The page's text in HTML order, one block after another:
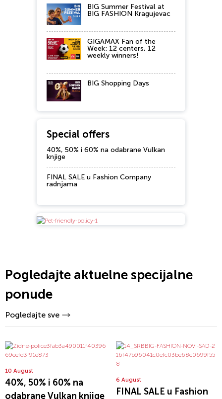
BIG Summer Festival at
BIG FASHION Kragujevac
GIGAMAX Fan of the
Week: 12 centers, 12
weekly winners!
BIG Shopping Days
Special offers
40%, 50% i 60% na odabrane Vulkan
knjige
FINAL SALE u Fashion Company
radnjama
Pogledajte aktuelne specijalne
ponude
Pogledajte sve
10 August
40%, 50% i 60% na
odabrane Vulkan knjige
6 August
FINAL SALE u Fashion